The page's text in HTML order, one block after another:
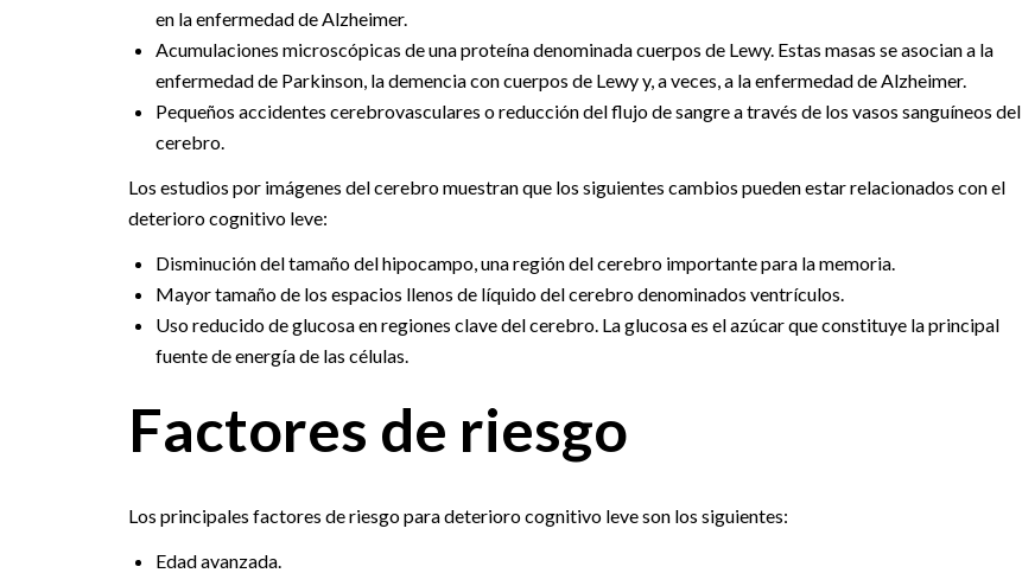
en la enfermedad de Alzheimer.
Acumulaciones microscópicas de una proteína denominada cuerpos de Lewy. Estas masas se asocian a la
enfermedad de Parkinson, la demencia con cuerpos de Lewy y, a veces, a la enfermedad de Alzheimer.
Pequeños accidentes cerebrovasculares o reducción del flujo de sangre a través de los vasos sanguíneos del
cerebro.
Los estudios por imágenes del cerebro muestran que los siguientes cambios pueden estar relacionados con el
deterioro cognitivo leve:
Disminución del tamaño del hipocampo, una región del cerebro importante para la memoria.
Mayor tamaño de los espacios llenos de líquido del cerebro denominados ventrículos.
Uso reducido de glucosa en regiones clave del cerebro. La glucosa es el azúcar que constituye la principal
fuente de energía de las células.
Factores de riesgo
Los principales factores de riesgo para deterioro cognitivo leve son los siguientes:
Edad avanzada.